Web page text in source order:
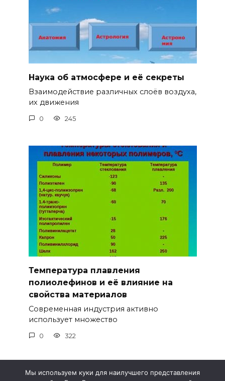
Наука об атмосфере и её секреты
Взаимодействие различных слоёв воздуха,
их движения
0 245
Температура плавления
полиолефинов и её влияние на
свойства материалов
Современная индустрия активно
использует множество
0 322
Мы используем куки для наилучшего представления